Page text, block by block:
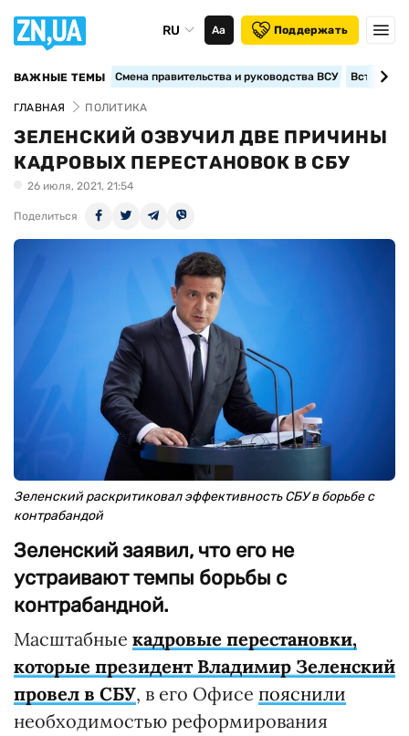
RU Аа Поддержать
ВАЖНЫЕ ТЕМЫ Смена правительства и руководства ВСУ
ГЛАВНАЯ ПОЛИТИКА
ЗЕЛЕНСКИЙ ОЗВУЧИЛ ДВЕ ПРИЧИНЫ
КАДРОВЫХ ПЕРЕСТАНОВОК В СБУ
26 июля, 2021, 21:54
Поделиться
Зеленский раскритиковал эффективность СБУ в борьбе с
контрабандой
Зеленский заявил, что его не
устраивают темпы борьбы с
контрабандной.
Масштабные кадровые перестановки,
которые президент Владимир Зеленский
провел в СБУ, в его Офисе пояснили
необходимостью реформирования